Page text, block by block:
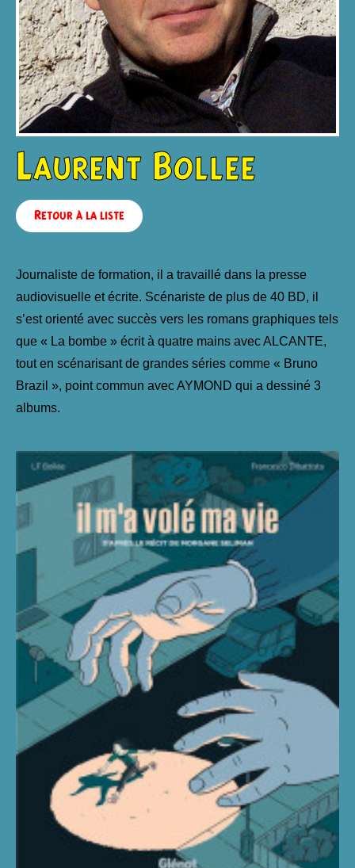
Laurent Bollee
Retour à la liste
Journaliste de formation, il a travaillé dans la presse
audiovisuelle et écrite. Scénariste de plus de 40 BD, il
s’est orienté avec succès vers les romans graphiques tels
que « La bombe » écrit à quatre mains avec ALCANTE,
tout en scénarisant de grandes séries comme « Bruno
Brazil », point commun avec AYMOND qui a dessiné 3
albums.